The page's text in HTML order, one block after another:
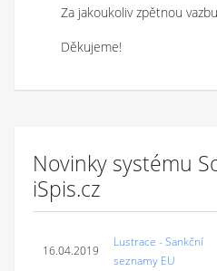
Za jakoukoliv zpětnou
Děkujeme!
Novinky systému
iSpis.cz
16.04.2019
Lustrace - Sankční
seznamy EU